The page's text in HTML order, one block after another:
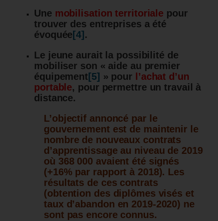
Une mobilisation territoriale pour
trouver des entreprises a été
évoquée [4] .
Le jeune aurait la possibilité de
mobiliser son « aide au premier
équipement [5] » pour
l’achat d’un
portable, pour permettre un travail à
distance.
L’objectif annoncé par le
gouvernement est de maintenir le
nombre de nouveaux contrats
d’apprentissage au niveau de 2019
où 368 000 avaient été signés
(+16% par rapport à 2018). Les
résultats de ces contrats
(obtention des diplômes visés et
taux d’abandon en 2019-2020) ne
sont pas encore connus.